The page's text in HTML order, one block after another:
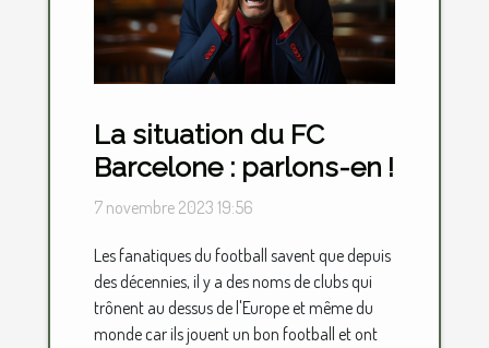
La situation du FC
Barcelone : parlons-en !
7 novembre 2023 19:56
Les fanatiques du football savent que depuis
des décennies, il y a des noms de clubs qui
trônent au dessus de l'Europe et même du
monde car ils jouent un bon football et ont